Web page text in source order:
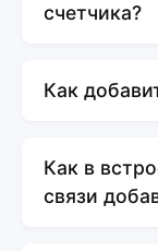
счетчика?
Как
Как в
связи